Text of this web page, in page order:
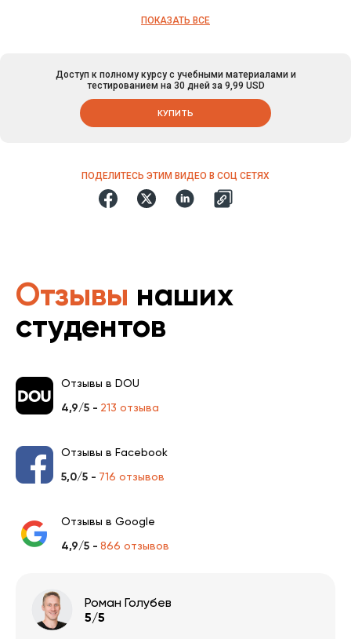
ПОКАЗАТЬ ВСЕ
ПОДЕЛИТЕСЬ ЭТИМ ВИДЕО В СОЦ СЕТЯХ
Доступ к полному курсу с учебными материалами и
тестированием на 30 дней за 9,99 USD
КУПИТЬ
Отзывы наших
студентов
Отзывы в DOU
4,9/5 - 213 отзыва
Отзывы в Facebook
5,0/5 - 716 отзывов
Отзывы в Google
4,9/5 - 866 отзывов
Роман Голубев
5/5